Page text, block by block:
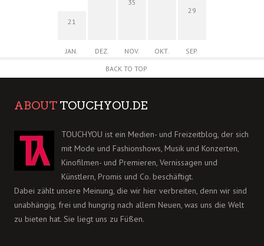
21
JAN. DEZ.
35
NOV. OKT.
29
SEP.
BACK TO TOP
ABOUT TOUCHYOU.DE
TOUCHYOU ist ein Medien- und Freizeitblog, der sich
mit Mode und Fashionshows, Musik und Konzerten,
Kinofilmen- und Premieren, Vernissagen und
Künstlern, Promis und Co. beschäftigt.
Dabei zählt unsere Meinung, die wir hier verbreiten, denn wir sind
unabhängig, frei und hungrig nach allem Neuen, was uns die Welt
zu bieten hat. Sie liegt uns zu Füßen.